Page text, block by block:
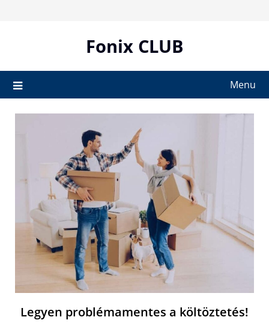
Fonix CLUB
Menu
Legyen problémamentes a költöztetés!